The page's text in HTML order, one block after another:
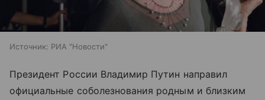
Источник: РИА "Новости"
Президент России Владимир Путин направил
официальные соболезнования родным и близким